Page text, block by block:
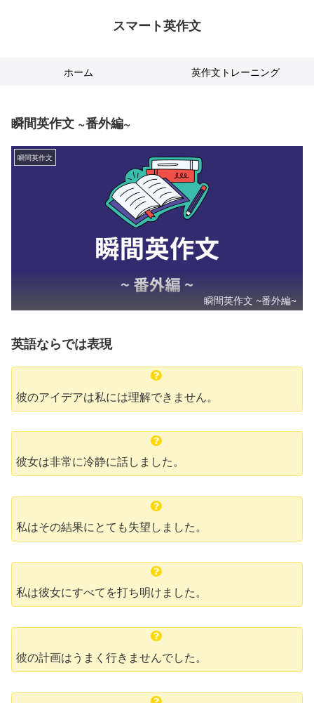
スマート英作文
ホーム 英作文トレーニング
瞬間英作文 ~番外編~
瞬間英作文
瞬間英作文 ~番外編~
英語ならでは表現
彼のアイデアは私には理解できません。
彼女は非常に冷静に話しました。
私はその結果にとても失望しました。
私は彼女にすべてを打ち明けました。
彼の計画はうまく行きませんでした。